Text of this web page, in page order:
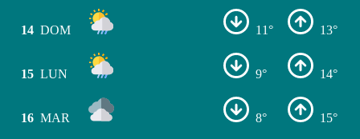
14 DOM 11° 13°
15 LUN 9° 14°
16 MAR 8° 15°